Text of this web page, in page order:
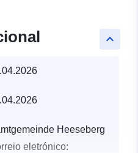
keyboard_arrow_up
Heeseberg
eletrónico: